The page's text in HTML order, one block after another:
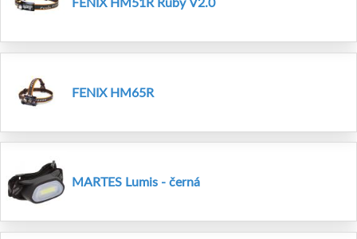
FENIX HM65R
MARTES Lumis - černá